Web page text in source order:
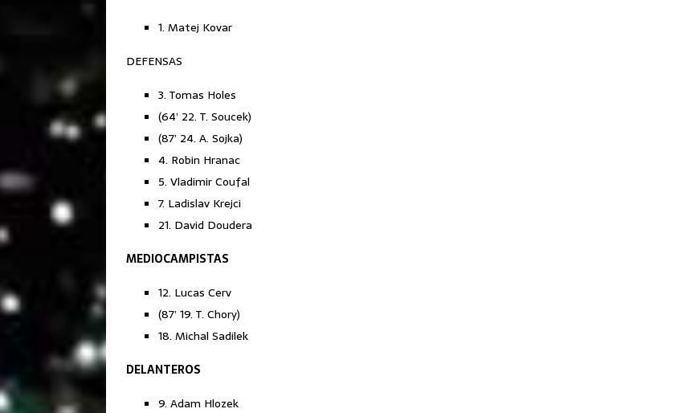
1. Matej Kovar
DEFENSAS
3. Tomas Holes
(64’ 22. T. Soucek)
(87’ 24. A. Sojka)
4. Robin Hranac
5. Vladimir Coufal
7. Ladislav Krejci
21. David Doudera
MEDIOCAMPISTAS
12. Lucas Cerv
(87’ 19. T. Chory)
18. Michal Sadilek
DELANTEROS
9. Adam Hlozek